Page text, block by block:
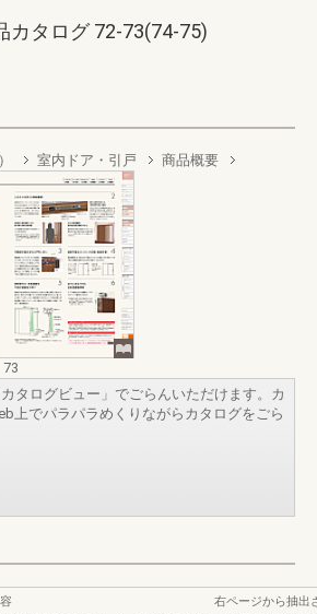
カタログ 72-73(74-75)
室内ドア・引戸 商品概要
73
タログビュー」でごらんいただけます。カ
上でパラパラめくりながらカタログをごら
右ページから抽出